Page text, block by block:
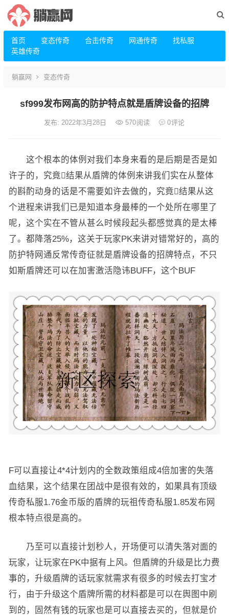
首页 变态传奇 合击传奇 网通传奇
找私服
英雄传奇
躺赢网 变态传奇
sf999发布网高的防护特点就是盾牌设备的招牌
发布: 2022年3月28日 570阅读 0评论
这个根本的体例对我们本身来看的是后期是否是如
许子的，究竟结果从盾牌的体例来讲我们实在从整体
的斟酌动身的话是不需要如许去做的，究竟结果从这
个进程来讲我们已是知道本身最棒的一个处所在哪里了
呢，这个实在不管从甚么时候段起头都感觉真的是太棒
了。都降落25%，这关于玩家PK来讲对错常好的，高的
防护特网通反常传奇征就是盾牌设备的招牌特点，不只
如斯盾牌还可以在加害激活隐讳BUFF，这个BUF
F可以直接让4*4计划内的全数政策组成4倍加害的失落
血结果，这个结果在团战中是很有效的，如果具有顶级
传奇私服1.76金币版的盾牌的玩祖传奇私服1.85发布网
根本特点很是高的。
乃至可以直接计划秒人，开场便可以清失落对面的
玩家，让玩家在PK中据有上风。但盾牌的升级是比力费
事的，升级盾牌的话玩家就需求有很多的时候去打宝才
行，由于升级这个盾牌所需的材料都是可以在舆图中刷
到的，固然有钱的玩家也是可以直接去买的，但就是价